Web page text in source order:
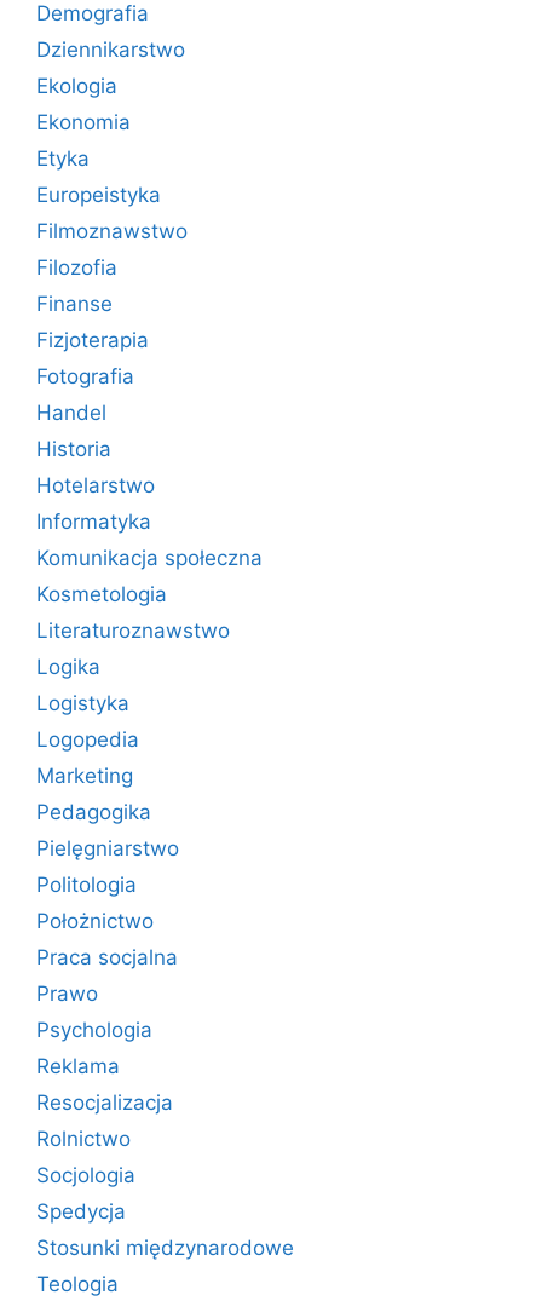
Demografia
Dziennikarstwo
Ekologia
Ekonomia
Etyka
Europeistyka
Filmoznawstwo
Filozofia
Finanse
Fizjoterapia
Fotografia
Handel
Historia
Hotelarstwo
Informatyka
Komunikacja społeczna
Kosmetologia
Literaturoznawstwo
Logika
Logistyka
Logopedia
Marketing
Pedagogika
Pielęgniarstwo
Politologia
Położnictwo
Praca socjalna
Prawo
Psychologia
Reklama
Resocjalizacja
Rolnictwo
Socjologia
Spedycja
Stosunki międzynarodowe
Teologia